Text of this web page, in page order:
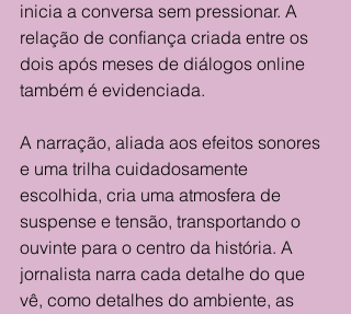
inicia a conversa sem pressionar. A
relação de confiança criada entre os
dois após meses de diálogos online
também é evidenciada.
A narração, aliada aos efeitos sonores
e uma trilha cuidadosamente
escolhida, cria uma atmosfera de
suspense e tensão, transportando o
ouvinte para o centro da história. A
jornalista narra cada detalhe do que
vê, como detalhes do ambiente, as